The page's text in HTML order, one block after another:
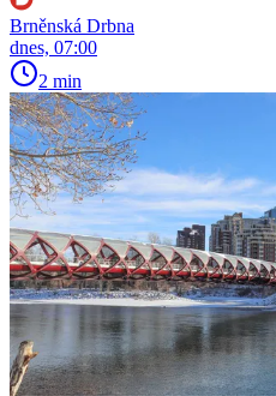
Brněnská Drbna
dnes, 07:00
2 min